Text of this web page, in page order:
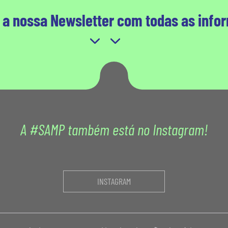
a nossa Newsletter com todas as
A #SAMP também está no Instagram!
INSTAGRAM